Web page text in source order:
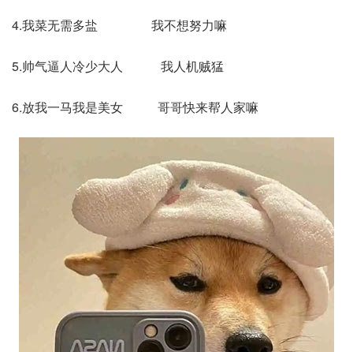
4.我菜无需多盐 我不想努力嘛
5.帅气逼人冷少大人 我人机贼猛
6.放我一马我是美女 哥哥快来帮人家嘛